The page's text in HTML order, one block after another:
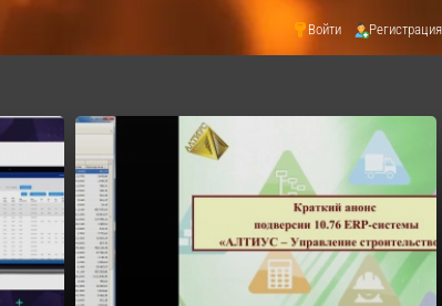
Войти Регистрация